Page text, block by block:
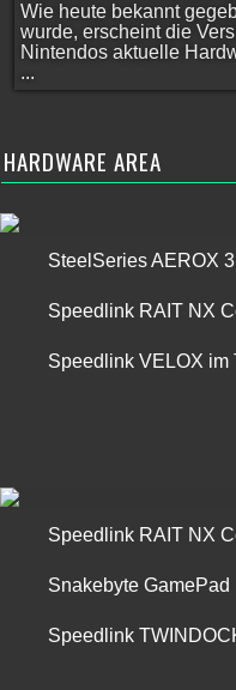
Wie heute bekannt
wurde, erscheint die
Nintendos aktuelle
...
HARDWARE AREA
SteelSeries AEROX
Speedlink RAIT NX
Speedlink VELOX im
Speedlink RAIT NX
Snakebyte
Speedlink